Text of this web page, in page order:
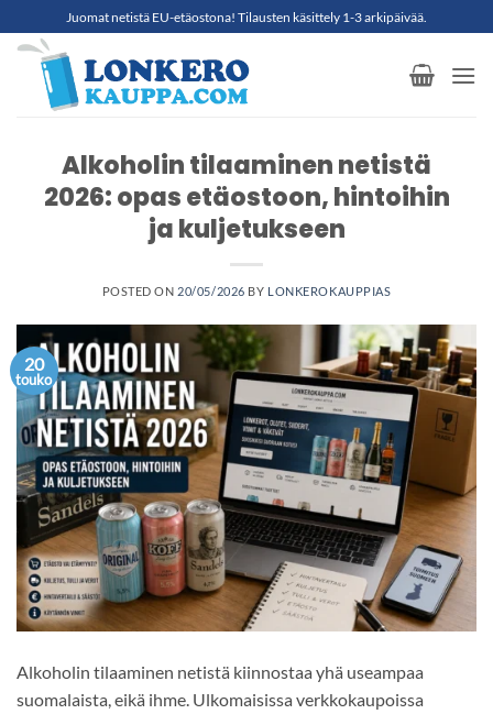
to
content
Juomat netistä EU-etäostona! Tilausten käsittely 1-3 arkipäivää.
Alkoholin tilaaminen netistä
2026: opas etäostoon, hintoihin
ja kuljetukseen
POSTED ON 20/05/2026 BY LONKEROKAUPPIAS
20
touko
Alkoholin tilaaminen netistä kiinnostaa yhä useampaa
suomalaista, eikä ihme. Ulkomaisissa verkkokaupoissa